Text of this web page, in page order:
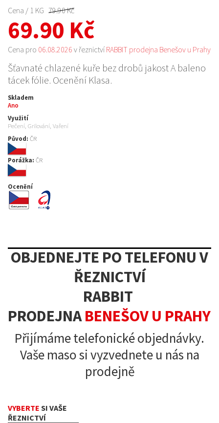
Šťavnaté chlazené kuře bez drobů jakost A baleno
tácek fólie. Ocenění Klasa.
Cena / 1 KG 79.90 Kč
69.90 Kč
Cena pro 06.08.2026 v řeznictví RABBIT prodejna Benešov u Prahy
Skladem
Ano
Využití
Pečení, Grilování, Vaření
Původ: ČR
Porážka: ČR
Ocenění
OBJEDNEJTE PO TELEFONU V
ŘEZNICTVÍ
RABBIT
PRODEJNA BENEŠOV U PRAHY
Přijímáme telefonické objednávky.
Vaše maso si vyzvednete u nás na
prodejně
VYBERTE SI VAŠE
ŘEZNICTVÍ